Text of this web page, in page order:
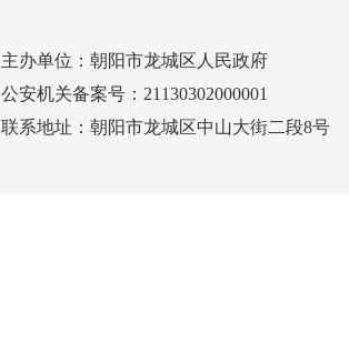
主办单位：朝阳市龙城区人民政府
公安机关备案号：21130302000001
联系地址：朝阳市龙城区中山大街二段8号